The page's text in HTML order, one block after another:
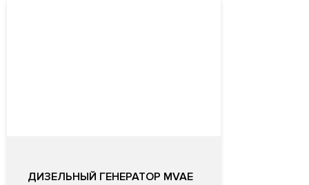
ДИЗЕЛЬНЫЙ ГЕНЕРАТОР MVAE